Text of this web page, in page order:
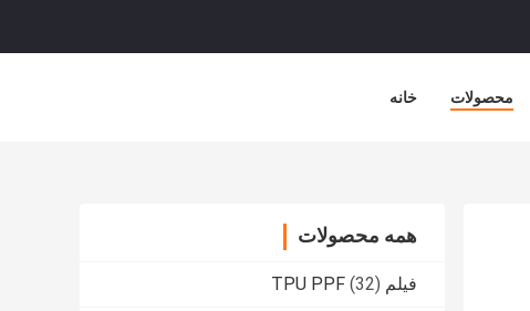
خانه محصولات
همه محصولات
فیلم TPU PPF (32)